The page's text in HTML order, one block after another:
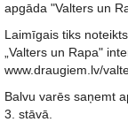
apgāda "Valters un
Laimīgais tiks
„Valters un Rapa"
www.draugiem.lv/
Balvu varēs saņemt
3. stāvā.